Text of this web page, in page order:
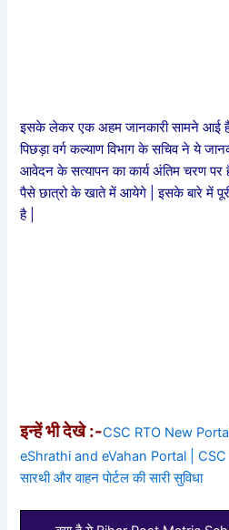
इसके लेकर एक अहम जानकारी सामने आई है
पिछड़ा वर्ग कल्याण विभाग के सचिव ने ये
आवेदन के सत्यापन का कार्य अंतिम चरण
पैसे छात्रो के खाते में आयेगे | इसके बारे में पूरी
है |
इन्हें भी देखे :-CSC RTO New
eShrathi and eVahan Portal | CSC
सारथी और वाहन पोर्टल की सारी सुविधा